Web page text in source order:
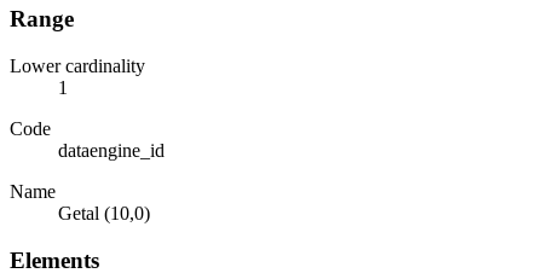
Range
Lower cardinality
1
Code
dataengine_id
Name
Getal (10,0)
Elements